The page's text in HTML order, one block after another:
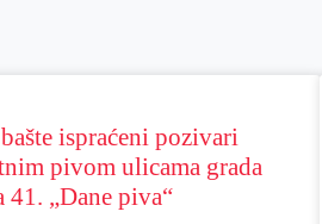
ispraćeni pozivari
pivom ulicama grada
41. „Dane piva“